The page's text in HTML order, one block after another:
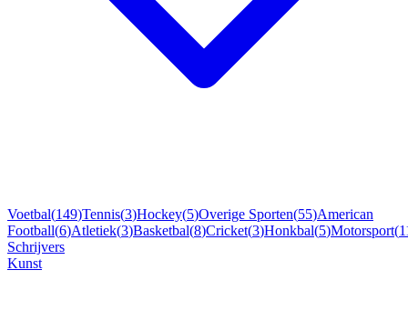
Voetbal(149)Tennis(3)Hockey(5)Overige Sporten(55)American
Football(6)Atletiek(3)Basketbal(8)Cricket(3)Honkbal(5)Motorsport(
Schrijvers
Kunst